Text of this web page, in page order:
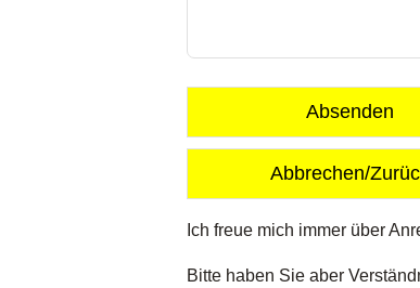
Absenden
Abbrechen/
Ich freue mich immer über
Bitte haben Sie aber